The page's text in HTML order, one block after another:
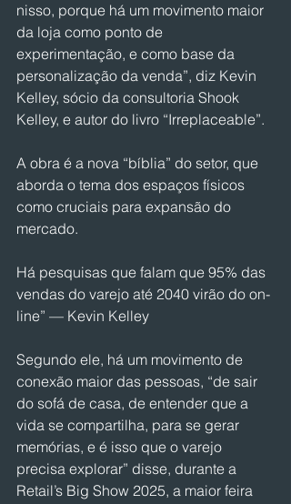
nisso, porque há um movimento maior
da loja como ponto de
experimentação, e como base da
personalização da venda”, diz Kevin
Kelley, sócio da consultoria Shook
Kelley, e autor do livro “Irreplaceable”.
A obra é a nova “bíblia” do setor, que
aborda o tema dos espaços físicos
como cruciais para expansão do
mercado.
Há pesquisas que falam que 95% das
vendas do varejo até 2040 virão do on-
line” — Kevin Kelley
Segundo ele, há um movimento de
conexão maior das pessoas, “de sair
do sofá de casa, de entender que a
vida se compartilha, para se gerar
memórias, e é isso que o varejo
precisa explorar” disse, durante a
Retail’s Big Show 2025, a maior feira